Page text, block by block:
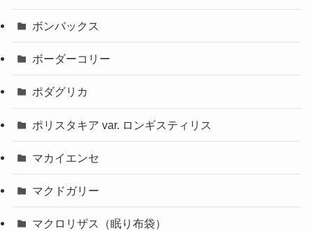
ボンバックス
ボーダーコリー
ポダグリカ
ポリスタキア var. ロンギスティリス
マカイエンセ
マクドガリー
マクロリザス（眠り布袋）